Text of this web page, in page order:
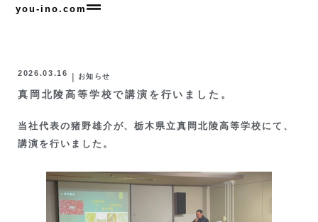
you-ino.com
真岡北陵高等学校で講演を行いました。
2026.03.16 | お知らせ
当社代表の猪野雄介が、栃木県立真岡北陵高等学校にて、
講演を行いました。